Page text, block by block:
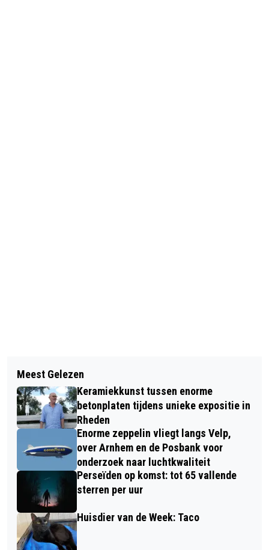
CORONAPROOF
VENSTERBANKEXPOSITIE IN VELP
ONLINE OPEN COFFEE VELP
Meest Gelezen
Keramiekkunst tussen enorme
betonplaten tijdens unieke expositie in
Rheden
Enorme zeppelin vliegt langs Velp,
over Arnhem en de Posbank voor
onderzoek naar luchtkwaliteit
Perseïden op komst: tot 65 vallende
sterren per uur
Huisdier van de Week: Taco